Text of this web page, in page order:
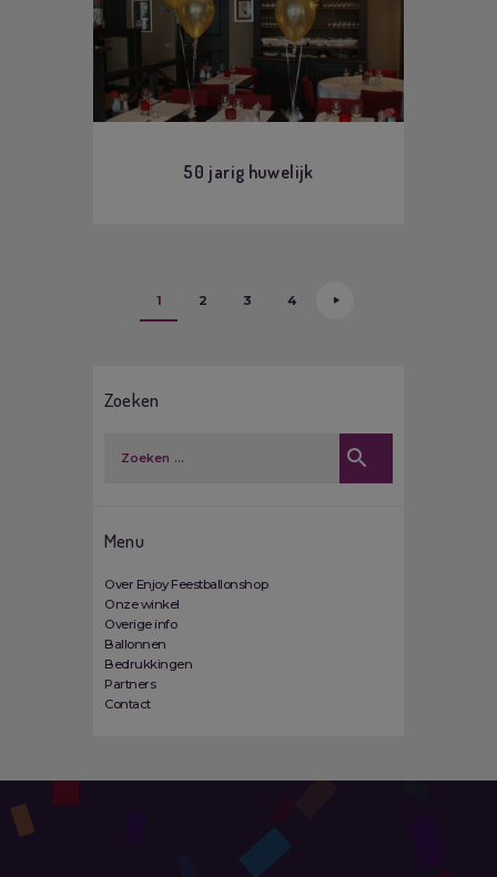
50 jarig huwelijk
Berichten paginering
PAGE
1 PAGE
2 PAGE
3 PAGE
4
Zoeken
Menu
Over Enjoy Feestballonshop
Onze winkel
Overige info
Ballonnen
Bedrukkingen
Partners
Contact